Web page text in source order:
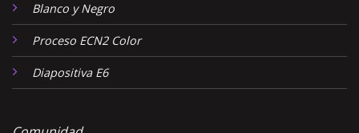
Blanco y Negro
Proceso ECN2 Color
Diapositiva E6